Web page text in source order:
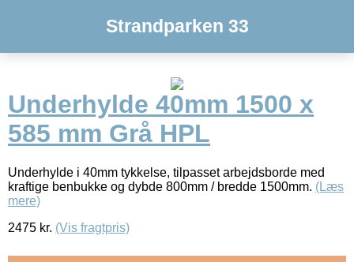
Strandparken 33
Underhylde 40mm 1500 x
585 mm Grå HPL
Underhylde i 40mm tykkelse, tilpasset arbejdsborde med
kraftige benbukke og dybde 800mm / bredde 1500mm. (Læs
mere)
2475 kr. (Vis fragtpris)